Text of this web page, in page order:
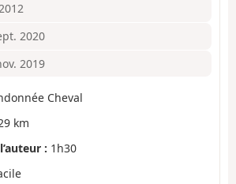
2020
2019
Cheval
km
: 1h30